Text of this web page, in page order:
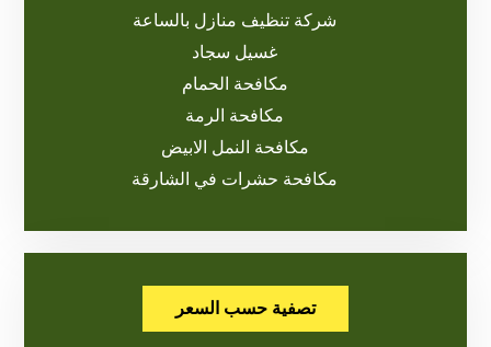
شركة تنظيف منازل بالساعة
غسيل سجاد
مكافحة الحمام
مكافحة الرمة
مكافحة النمل الابيض
مكافحة حشرات في الشارقة
تصفية حسب السعر